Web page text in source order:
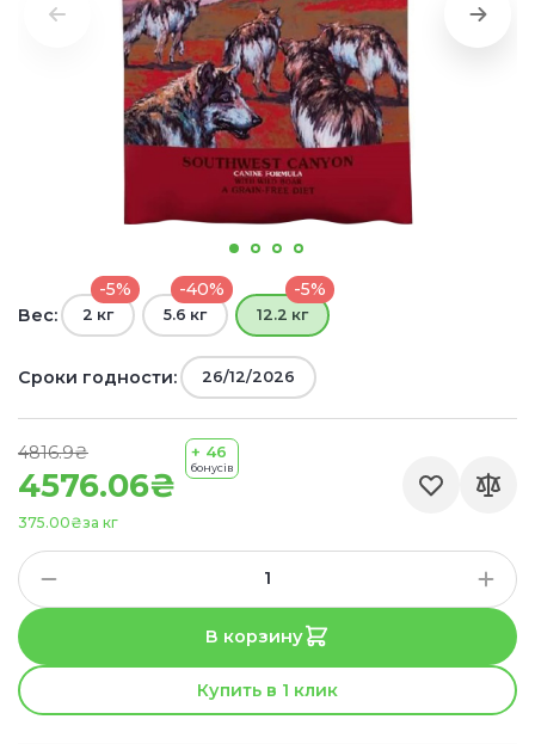
4576.06₴
4816.9₴
за кг
375.00₴
+ 46
бонусів
Вес:
-5%
2 кг
-40%
5.6 кг
-5%
12.2 кг
Сроки годности: 26/12/2026
В корзину
Купить в 1 клик